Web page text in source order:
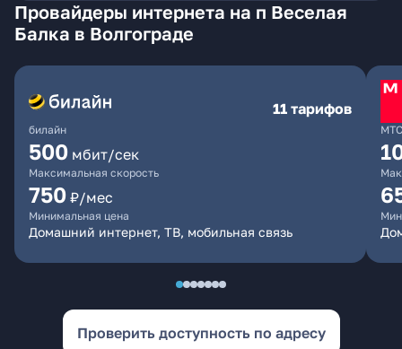
Провайдеры интернета на п Веселая
Балка в Волгограде
билайн
11 тарифов
500 мбит/сек
Максимальная скорость
750 ₽/мес
Минимальная цена
Домашний интернет, ТВ, мобильная связь
МТС
Проверить доступность по адресу